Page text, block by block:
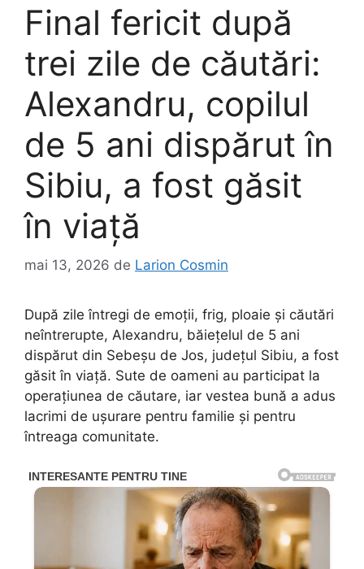
Final fericit după
trei zile de căutări:
Alexandru, copilul
de 5 ani dispărut în
Sibiu, a fost găsit
în viață
mai 13, 2026 de Larion Cosmin
După zile întregi de emoții, frig, ploaie și căutări
neîntrerupte, Alexandru, băiețelul de 5 ani
dispărut din Sebeșu de Jos, județul Sibiu, a fost
găsit în viață. Sute de oameni au participat la
operațiunea de căutare, iar vestea bună a adus
lacrimi de ușurare pentru familie și pentru
întreaga comunitate.